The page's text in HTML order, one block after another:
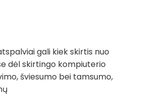
gali kiek skirtis nuo
dėl skirtingo kompiuterio
šviesumo bei tamsumo,